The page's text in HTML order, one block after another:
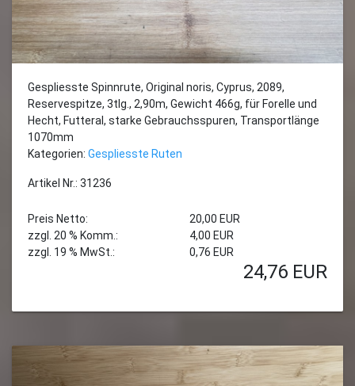
Gespliesste Spinnrute, Original noris, Cyprus, 2089,
Reservespitze, 3tlg., 2,90m, Gewicht 466g, für Forelle und
Hecht, Futteral, starke Gebrauchsspuren, Transportlänge
1070mm
Kategorien: Gespliesste Ruten
Artikel Nr.: 31236
Preis Netto:
20,00 EUR
zzgl. 20 % Komm.:
4,00 EUR
zzgl. 19 % MwSt.:
0,76 EUR
24,76 EUR